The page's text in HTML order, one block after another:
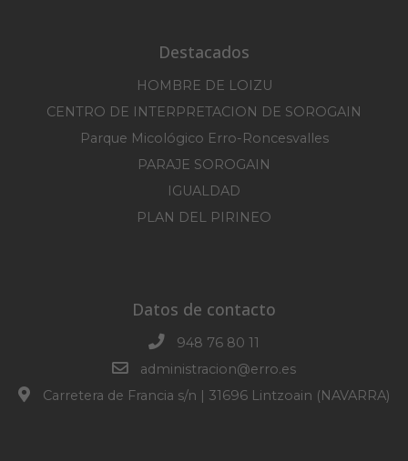
Destacados
HOMBRE DE LOIZU
CENTRO DE INTERPRETACION DE SOROGAIN
Parque Micológico Erro-Roncesvalles
PARAJE SOROGAIN
IGUALDAD
PLAN DEL PIRINEO
Datos de contacto
948 76 80 11
administracion@erro.es
Carretera de Francia s/n | 31696 Lintzoain (NAVARRA)